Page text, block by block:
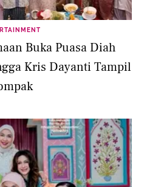
Buka Puasa Diah
Kris Dayanti Tampil